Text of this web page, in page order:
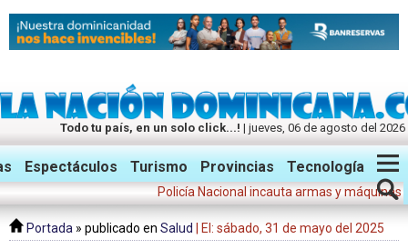
Todo tu país, en un solo click...! | jueves, 06 de agosto del 2026
Twitter Facebook Instagram
Espectáculos Turismo Provincias Tecnología
Policía Nacional incauta armas y máquinas
Portada » publicado en Salud | El: sábado, 31 de mayo del 2025